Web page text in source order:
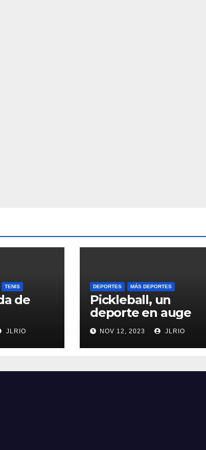
TENIS
de
JLRIO
DEPORTES MÁS DEPORTES
Pickleball, un
deporte en auge
NOV 12, 2023 JLRIO